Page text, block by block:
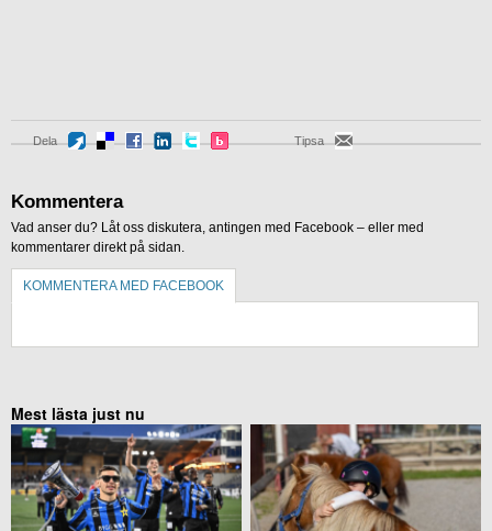
Dela Tipsa
Kommentera
Vad anser du? Låt oss diskutera, antingen med Facebook – eller med
kommentarer direkt på sidan.
KOMMENTERA MED FACEBOOK
Mest lästa just nu